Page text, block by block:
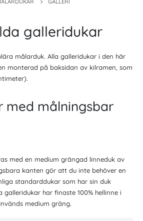
GALLERI
galleridukar
målarduk. Alla galleridukar i den här
monterad på baksidan av kilramen, som
med målningsbar
med en medium grängad linneduk av
kanten gör att du inte behöver en
standarddukar som har sin duk
galleridukar har finaste 100% hellinne i
medium gräng.